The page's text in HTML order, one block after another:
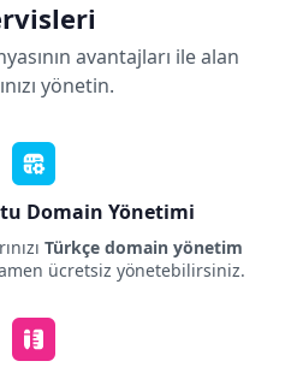
avantajları ile alan
yönetin.
Domain Yönetimi
Türkçe domain yönetim
ücretsiz yönetebilirsiniz.